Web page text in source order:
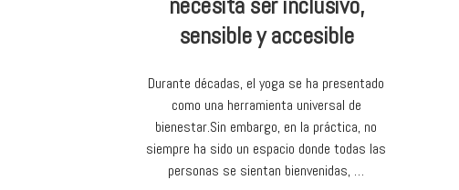
sensible y accesible
Durante décadas, el yoga se ha presentado
como una herramienta universal de
bienestar.Sin embargo, en la práctica, no
siempre ha sido un espacio donde todas las
personas se sientan bienvenidas, …